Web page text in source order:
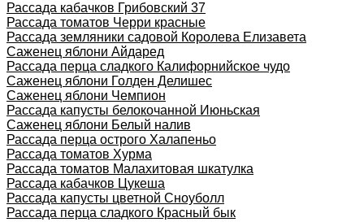
Рассада кабачков Грибовский 37
Рассада томатов Черри красные
Рассада земляники садовой Королева Елизавета
Саженец яблони Айдаред
Рассада перца сладкого Калифорнийское чудо
Саженец яблони Голден Делишес
Саженец яблони Чемпион
Рассада капусты белокочанной Июньская
Саженец яблони Белый налив
Рассада перца острого Халапеньо
Рассада томатов Хурма
Рассада томатов Малахитовая шкатулка
Рассада кабачков Цукеша
Рассада капусты цветной Сноуболл
Рассада перца сладкого Красный бык